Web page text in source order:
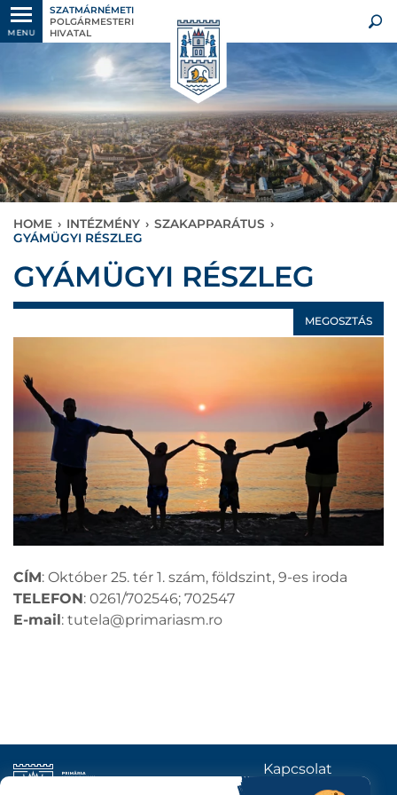
MENU
SZATMÁRNÉMETI
POLGÁRMESTERI
HIVATAL
HOME › INTÉZMÉNY › SZAKAPPARÁTUS ›
GYÁMÜGYI RÉSZLEG
GYÁMÜGYI RÉSZLEG
MEGOSZTÁS
CÍM: Október 25. tér 1. szám, földszint, 9-es iroda
TELEFON: 0261/702546; 702547
E-mail : tutela@primariasm.ro
Kapcsolat